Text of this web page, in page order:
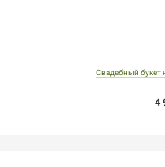
Свадебный букет
4